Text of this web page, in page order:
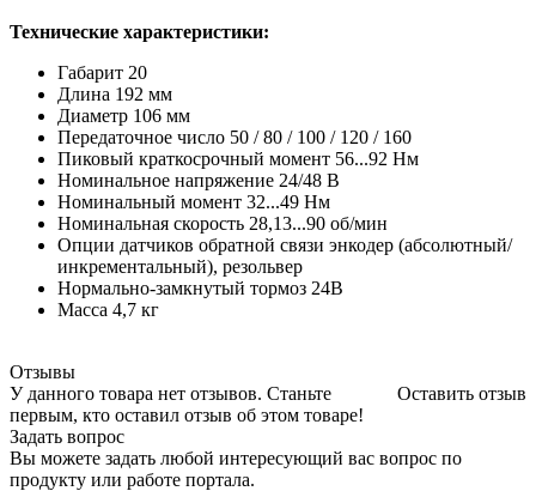
Технические характеристики:
Габарит 20
Длина 192 мм
Диаметр 106 мм
Передаточное число 50 / 80 / 100 / 120 / 160
Пиковый краткосрочный момент 56...92 Нм
Номинальное напряжение 24/48 В
Номинальный момент 32...49 Нм
Номинальная скорость 28,13...90 об/мин
Опции датчиков обратной связи энкодер (абсолютный/
инкрементальный), резольвер
Нормально-замкнутый тормоз 24В
Масса 4,7 кг
Отзывы
Оставить отзыв
У данного товара нет отзывов. Станьте
первым, кто оставил отзыв об этом товаре!
Задать вопрос
Вы можете задать любой интересующий вас вопрос по
продукту или работе портала.